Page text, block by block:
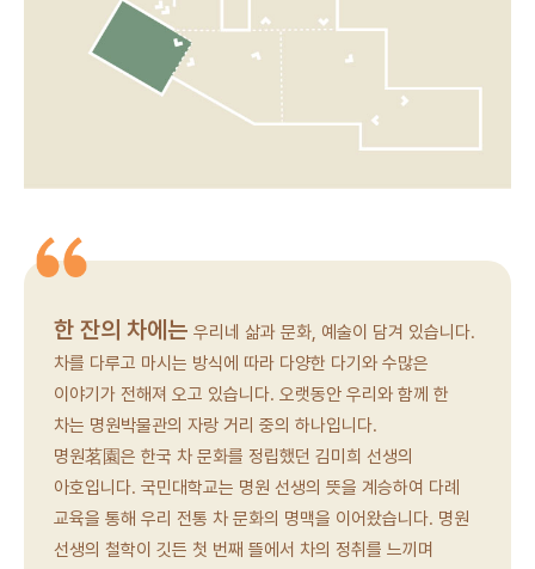
한 잔의 차에는 우리네 삶과 문화, 예술이 담겨 있습니다.
차를 다루고 마시는 방식에 따라 다양한 다기와 수많은
이야기가 전해져 오고 있습니다. 오랫동안 우리와 함께 한
차는 명원박물관의 자랑 거리 중의 하나입니다.
명원茗園은 한국 차 문화를 정립했던 김미희 선생의
아호입니다. 국민대학교는 명원 선생의 뜻을 계승하여 다례
교육을 통해 우리 전통 차 문화의 명맥을 이어왔습니다. 명원
선생의 철학이 깃든 첫 번째 뜰에서 차의 정취를 느끼며